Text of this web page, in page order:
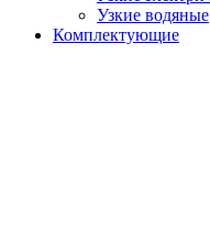
Узкие водяные
Комплектующие